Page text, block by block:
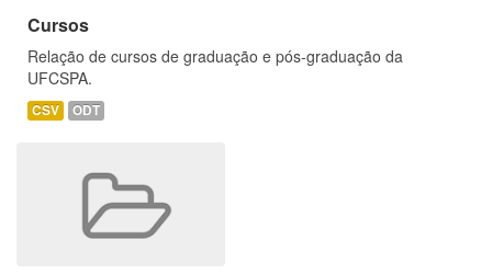
Cursos
Relação de cursos de graduação e pós-graduação da
UFCSPA.
CSV ODT